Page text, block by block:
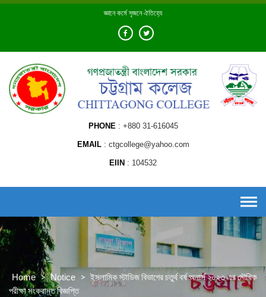
Skip
জ্ঞানে কর্মে সৃজনে ঐতিহ্যে
PHONE +880 31-616045
EMAIL ctgcollege@yahoo.com
EIIN 104532
Home > Notice > ইসলামিক স্টাডিজ বিভাগের চতুর্থ বর্ষ অনার্স ২০২৩ এর মৌখিক
পরীক্ষা সংক্রান্ত বিজ্ঞপ্তি